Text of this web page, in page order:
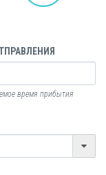
время прибытия